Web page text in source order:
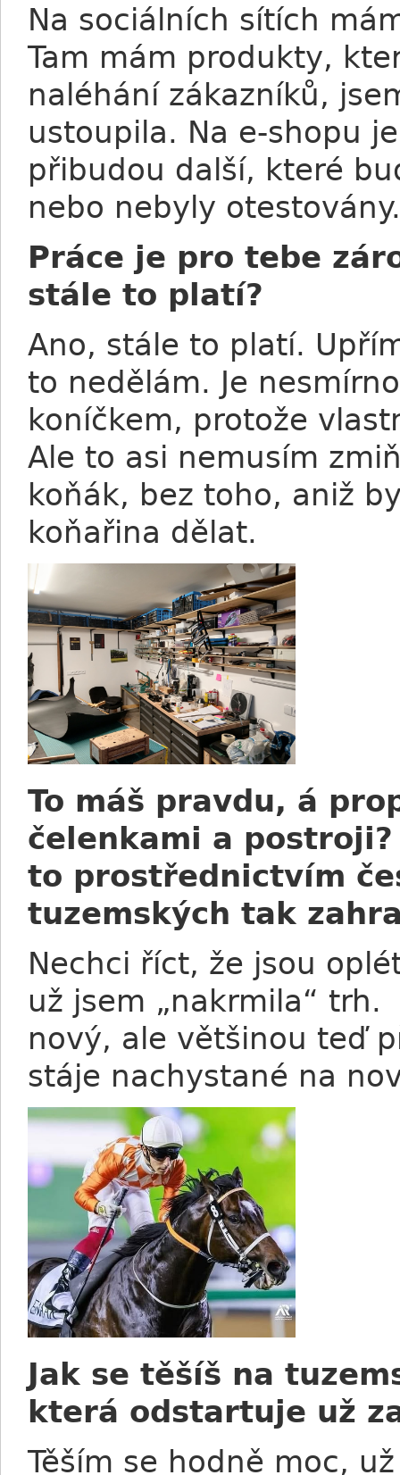
Na sociálních sítích
Tam mám produkty,
naléhání zákazníků,
ustoupila. Na e-shopu
přibudou další, které
nebo nebyly
Práce je pro tebe
stále to platí?
Ano, stále to platí.
to nedělám. Je
koníčkem, protože
Ale to asi nemusím
koňák, bez toho, aniž
koňařina dělat.
To máš pravdu, á
čelenkami a
to prostřednictvím
tuzemských tak
Nechci říct, že jsou
už jsem „nakrmila“
nový, ale většinou teď
stáje nachystané na
Jak se těšíš na
která odstartuje už
Těším se hodně moc,